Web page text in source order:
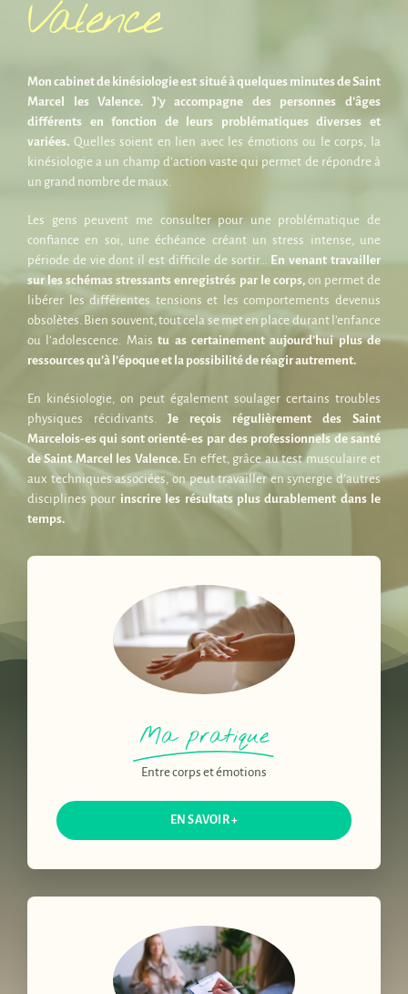
Valence
Mon cabinet de kinésiologie est situé à quelques minutes de Saint
Marcel les Valence. J’y accompagne des personnes d’âges
différents en fonction de leurs problématiques diverses et
variées.Quelles soient en lien avec les émotions ou le corps, la
kinésiologie a un champ d’action vaste qui permet de répondre à
un grand nombre de maux.
Les gens peuvent me consulter pour une problématique de
confiance en soi, une échéance créant un stress intense, une
période de vie dont il est difficile de sortir… En venant travailler
sur les schémas stressants enregistrés par le corps,on permet de
libérer les différentes tensions et les comportements devenus
obsolètes. Bien souvent, tout cela se met en place durant l’enfance
ou l’adolescence. Maistu as certainement aujourd’hui plus de
ressources qu’à l’époque et la possibilité de réagir autrement.
En kinésiologie, on peut également soulager certains troubles
physiques récidivants. Je reçois régulièrement des Saint
Marcelois-es qui sont orienté-es par des professionnels de santé
de Saint Marcel les Valence. En effet, grâce au test musculaire et
aux techniques associées, on peut travailler en synergie d’autres
disciplines pour inscrire les résultats plus durablement dans le
temps.
Ma pratique
Entre corps et émotions
EN SAVOIR +